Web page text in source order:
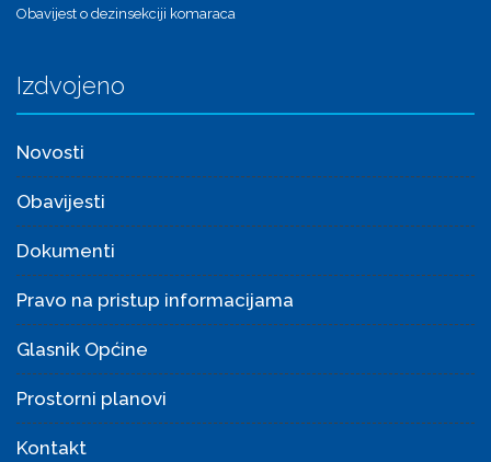
Obavijest o dezinsekciji komaraca
Izdvojeno
Novosti
Obavijesti
Dokumenti
Pravo na pristup informacijama
Glasnik Općine
Prostorni planovi
Kontakt